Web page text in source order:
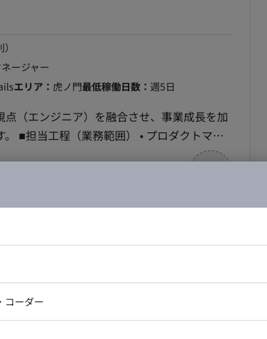
ージャー
エリア： 虎ノ門最低稼働日数： 週5日
（エンジニア）を融合させ、事業成長を加
ネ
改善案の立案、仕様策定 ◦ ステーク
巻き込んだ合意形成と推進 • Webアプリケ
機能
ジニアリングの知見を活かして最適なソリ
■チーム体制 既存のPdM
ー、ビジネスサイド（営業・コンサル）と協
モート】DX台帳PM支援
週4日
クト成長戦略を理解し、担当プロダクトを
ニカルサポート
AIエンジニア・機械学習エン
ザイナー
コーダー